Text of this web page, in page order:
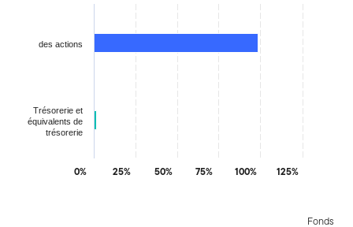
The chart has 1 X axis displaying categories.
The chart has 1 Y axis displaying values. Data ranges from
des actions
Trésorerie et
équivalents de
trésorerie
0% 100%
25% 50% 75% 125%
Fonds